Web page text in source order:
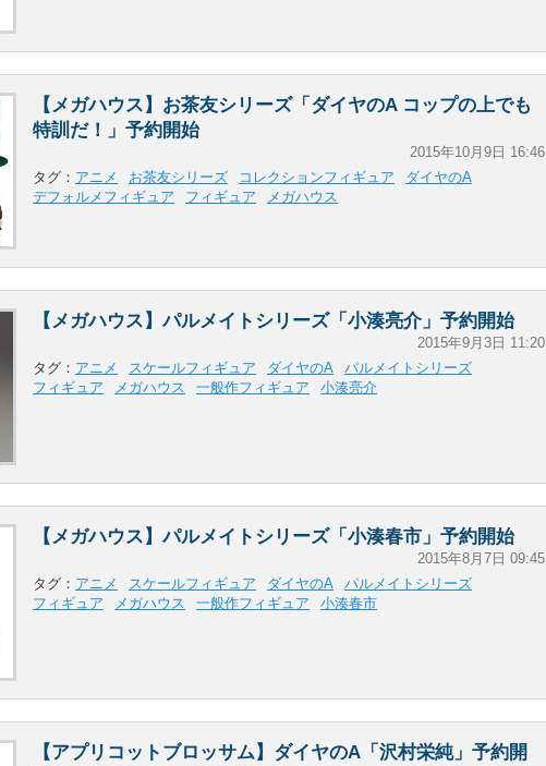
【メガハウス】お茶友シリーズ「ダイヤのA コップの上でも
特訓だ！」予約開始
2015年10月9日 16:46
タグ： アニメ お茶友シリーズ コレクションフィギュア
ダイヤのA
デフォルメフィギュア
フィギュア メガハウス
【メガハウス】パルメイトシリーズ「小湊亮介」予約開始
2015年9月3日 11:20
タグ： アニメ スケールフィギュア ダイヤのA
パルメイトシリーズ
フィギュア
メガハウス 一般作フィギュア 小湊亮介
【メガハウス】パルメイトシリーズ「小湊春市」予約開始
2015年8月7日 09:45
タグ： アニメ スケールフィギュア ダイヤのA
パルメイトシリーズ
フィギュア
メガハウス 一般作フィギュア 小湊春市
【アプリコットブロッサム】ダイヤのA「沢村栄純」予約開